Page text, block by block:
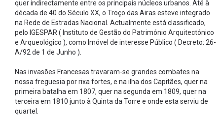
quer indirectamente entre os principais núcleos urbanos. Até à
década de 40 do Século XX, o Troço das Airas esteve integrado
na Rede de Estradas Nacional. Actualmente está classificado,
pelo IGESPAR ( Instituto de Gestão do Património Arquitectónico
e Arqueológico ), como Imóvel de interesse Público ( Decreto: 26-
A/92 de 1 de Junho ).
Nas invasões Francesas travaram-se grandes combates na
nossa freguesia por rixa fortes, e na ilha dos Capitães, quer na
primeira batalha em 1807, quer na segunda em 1809, quer na
terceira em 1810 junto à Quinta da Torre e onde esta serviu de
quartel.